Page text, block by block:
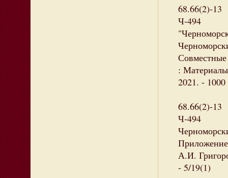
68.66(2)-13
Ч-494
:
2021. -
68.66(2)-13
Ч-494
А.И.
- 5/19(1)